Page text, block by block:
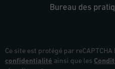
Bureau des
Ce site est protégé par
confidentialité ainsi que les